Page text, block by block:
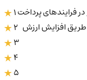
پرداخت
افزایش ارزش
1
3
4
5